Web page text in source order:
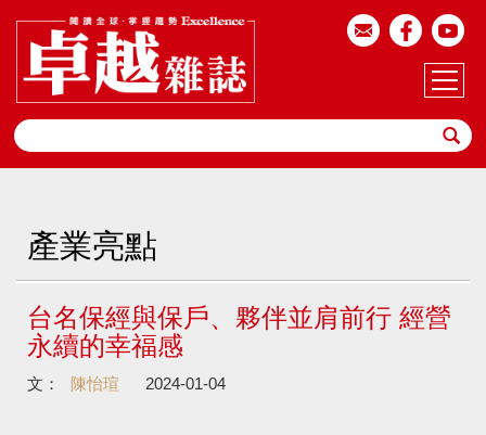
產業亮點
台名保經與保戶、夥伴並肩前行 經營
永續的幸福感
文： 陳怡瑄 2024-01-04